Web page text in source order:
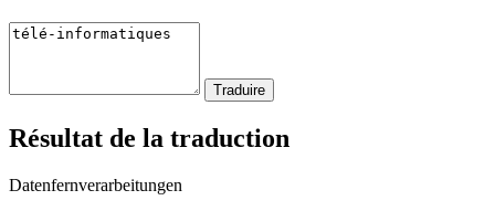
Résultat de la traduction
Datenfernverarbeitungen